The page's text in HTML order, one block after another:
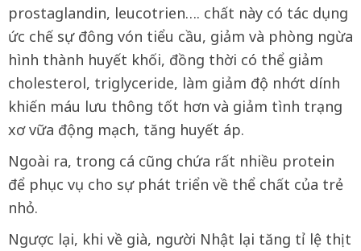
prostaglandin, leucotrien…. chất này có tác dụng
ức chế sự đông vón tiểu cầu, giảm và phòng ngừa
hình thành huyết khối, đồng thời có thể giảm
cholesterol, triglyceride, làm giảm độ nhớt dính
khiến máu lưu thông tốt hơn và giảm tình trạng
xơ vữa động mạch, tăng huyết áp.
Ngoài ra, trong cá cũng chứa rất nhiều protein
để phục vụ cho sự phát triển về thể chất của trẻ
nhỏ.
Ngược lại, khi về già, người Nhật lại tăng tỉ lệ thịt